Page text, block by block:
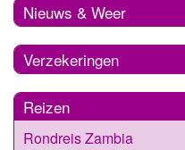
Nieuws & Weer
Verzekeringen
Reizen
Rondreis Zambia